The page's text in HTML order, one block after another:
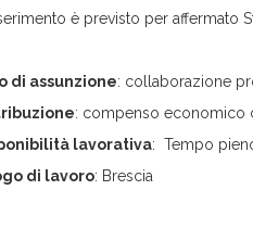
è previsto per affermato
di assunzione: collaborazione
: compenso economico
lavorativa: Tempo
di lavoro: Brescia